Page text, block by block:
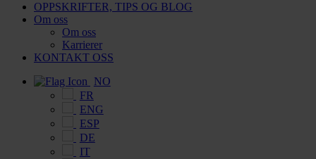
OPPSKRIFTER, TIPS OG BLOG
Om oss
Om oss
Karrierer
KONTAKT OSS
NO
FR
ENG
ESP
DE
IT